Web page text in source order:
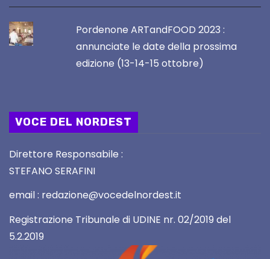
Pordenone ARTandFOOD 2023 :
annunciate le date della prossima
edizione (13-14-15 ottobre)
VOCE DEL NORDEST
Direttore Responsabile :
STEFANO SERAFINI
email : redazione@vocedelnordest.it
Registrazione Tribunale di UDINE nr. 02/2019 del
5.2.2019